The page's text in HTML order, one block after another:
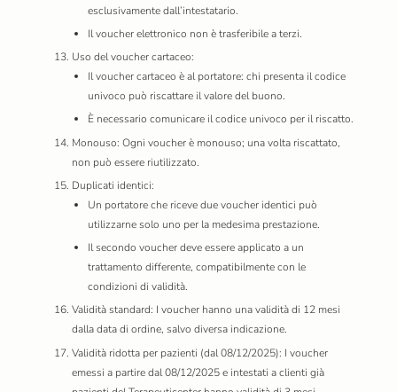
esclusivamente dall’intestatario.
Il voucher elettronico non è trasferibile a terzi.
Uso del voucher cartaceo:
Il voucher cartaceo è al portatore: chi presenta il codice
univoco può riscattare il valore del buono.
È necessario comunicare il codice univoco per il riscatto.
Monouso: Ogni voucher è monouso; una volta riscattato,
non può essere riutilizzato.
Duplicati identici:
Un portatore che riceve due voucher identici può
utilizzarne solo uno per la medesima prestazione.
Il secondo voucher deve essere applicato a un
trattamento differente, compatibilmente con le
condizioni di validità.
Validità standard: I voucher hanno una validità di 12 mesi
dalla data di ordine, salvo diversa indicazione.
Validità ridotta per pazienti (dal 08/12/2025): I voucher
emessi a partire dal 08/12/2025 e intestati a clienti già